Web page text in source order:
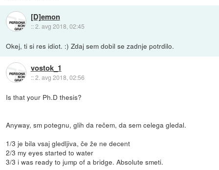
[D]emon
::2. avg 2018, 02:45
Okej, ti si res idiot. :) Zdaj sem dobil se zadnje potrdilo.
vostok_1
::2. avg 2018, 02:56
Is that your Ph.D thesis?
Anyway, sm potegnu, glih da rečem, da sem celega gledal.
1/3 je bila vsaj gledljiva, če že ne decent
2/3 my eyes started to water
3/3 i was ready to jump of a bridge. Absolute smeti.